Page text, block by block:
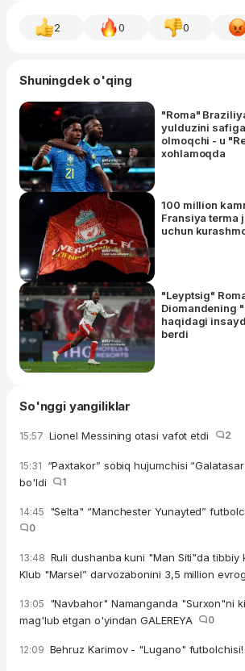
2 0 0
Shuningdek o'qing
"Roma"
yulduzini
olmoqchi - u
xohlamoqda
100 million
Fransiya terma
uchun
"Leyptsig"
Diomandening
haqidagi
berdi
So'nggi yangiliklar
15:57 Lionel Messining otasi vafot etdi 2
15:31 “Paxtakor” sobiq hujumchisi
bo'ldi
1
14:45 "Selta" “Manchester Yunayted”
0
13:48 Ruli dushanba kuni "Man Siti"da tibbiy
Klub "Marsel” darvozabonini 3,5 million
13:05 "Navbahor" Namanganda "Surxon"ni
mag'lub etgan o'yindan GALEREYA
0
12:09 Behruz Karimov - "Lugano" futbolchisi!